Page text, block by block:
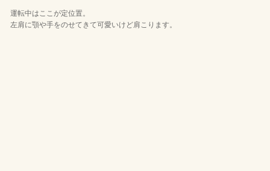
運転中はここが定位置。
左肩に顎や手をのせてきて可愛いけど肩こります。